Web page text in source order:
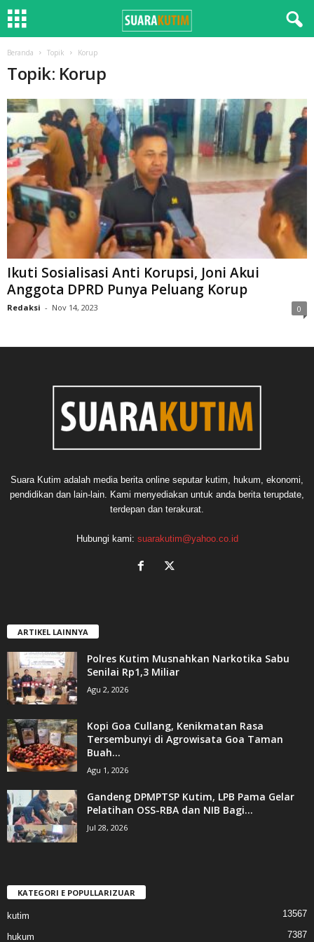
Beranda Topik Korup
Topik: Korup
Ikuti Sosialisasi Anti Korupsi, Joni Akui
Anggota DPRD Punya Peluang Korup
Redaksi - Nov 14, 2023 0
Suara Kutim adalah media berita online seputar kutim, hukum, ekonomi,
pendidikan dan lain-lain. Kami menyediakan untuk anda berita terupdate,
terdepan dan terakurat.
Hubungi kami: suarakutim@yahoo.co.id
ARTIKEL LAINNYA
Polres Kutim Musnahkan Narkotika Sabu
Senilai Rp1,3 Miliar
Agu 2, 2026
Kopi Goa Cullang, Kenikmatan Rasa
Tersembunyi di Agrowisata Goa Taman
Buah...
Agu 1, 2026
Gandeng DPMPTSP Kutim, LPB Pama Gelar
Pelatihan OSS-RBA dan NIB Bagi...
Jul 28, 2026
KATEGORI E POPULLARIZUAR
kutim 13567
hukum 7387